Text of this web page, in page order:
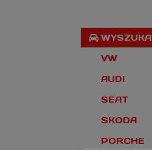
VW
AUDI
SEAT
SKODA
PORCHE